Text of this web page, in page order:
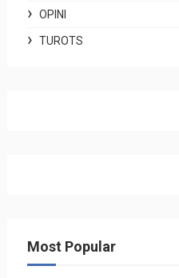
OPINI
TUROTS
Most Popular